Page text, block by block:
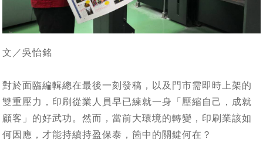
文／吳怡銘
對於面臨編輯總在最後一刻發稿，以及門市需即時上架的
雙重壓力，印刷從業人員早已練就一身「壓縮自己，成就
顧客」的好武功。然而，當前大環境的轉變，印刷業該如
何因應，才能持續持盈保泰，箇中的關鍵何在？